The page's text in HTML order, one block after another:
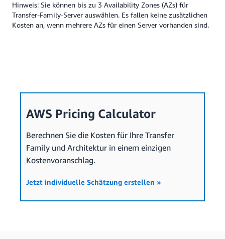
Hinweis: Sie können bis zu 3 Availability Zones (AZs) für
Transfer-Family-Server auswählen. Es fallen keine zusätzlichen
Kosten an, wenn mehrere AZs für einen Server vorhanden sind.
AWS Pricing Calculator
Berechnen Sie die Kosten für Ihre Transfer
Family und Architektur in einem einzigen
Kostenvoranschlag.
Jetzt individuelle Schätzung erstellen »